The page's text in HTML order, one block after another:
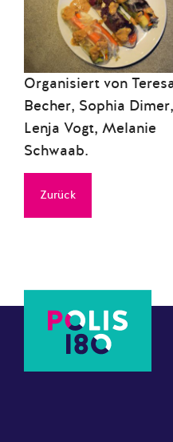
Organisiert von
Becher, Sophia Dimer,
Lenja Vogt, Melanie
Schwaab.
Zurück